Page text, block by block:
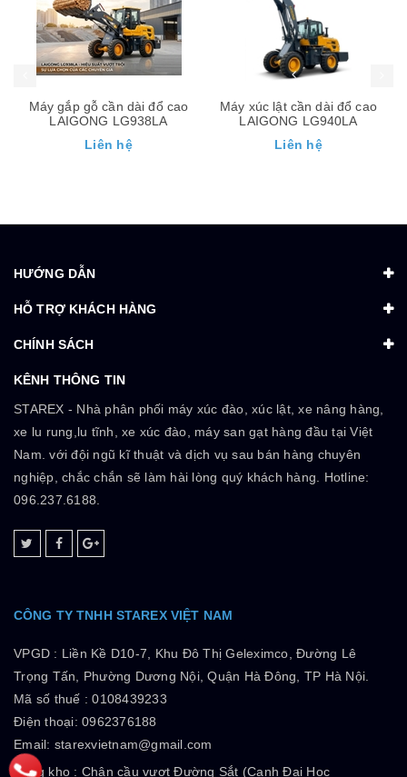
Máy gắp gỗ cần dài đổ cao
LAIGONG LG938LA
Liên hệ
Máy xúc lật cần dài đổ cao
LAIGONG LG940LA
Liên hệ
HƯỚNG DẪN
HỖ TRỢ KHÁCH HÀNG
CHÍNH SÁCH
KÊNH THÔNG TIN
STAREX - Nhà phân phối máy xúc đào, xúc lật, xe nâng hàng,
xe lu rung,lu tĩnh, xe xúc đào, máy san gạt hàng đầu tại Việt
Nam. với đội ngũ kĩ thuật và dịch vụ sau bán hàng chuyên
nghiệp, chắc chắn sẽ làm hài lòng quý khách hàng. Hotline:
096.237.6188.
CÔNG TY TNHH STAREX VIỆT NAM
VPGD : Liền Kề D10-7, Khu Đô Thị Geleximco, Đường Lê
Trọng Tấn, Phường Dương Nội, Quận Hà Đông, TP Hà Nội.
Mã số thuế :0108439233
Điện thoại: 0962376188
Email: starexvietnam@gmail.com
Tổng kho : Chân cầu vượt Đường Sắt (Cạnh Đại Học